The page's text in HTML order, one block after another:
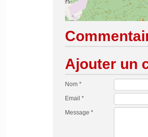
Ajouter un
Nom *
Email *
Message *